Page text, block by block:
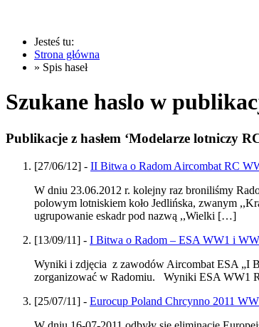
Jesteś tu:
Strona główna
» Spis haseł
Szukane haslo w
Publikacje z hasłem ‘Modelarze lotniczy
[27/06/12] - II Bitwa o Radom Aircombat RC
W dniu 23.06.2012 r. kolejny raz broniliśmy
polowym lotniskiem koło Jedlińska, zwanym
ugrupowanie eskadr pod nazwą ,,Wielki […]
[13/09/11] - I Bitwa o Radom – ESA WW1 i
Wyniki i zdjęcia z zawodów Aircombat ESA „I
zorganizować w Radomiu. Wyniki ESA WW1
[25/07/11] - Eurocup Poland Chrcynno 2011